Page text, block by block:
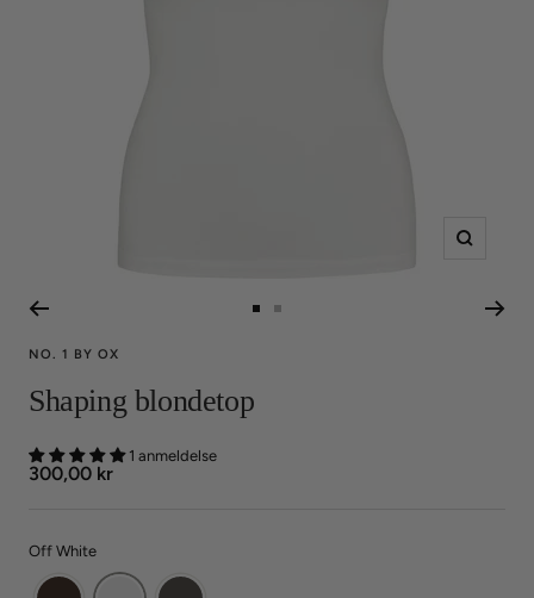
Zoom
1
NO. 1 BY OX
Shaping blondetop
1 anmeldelse
Udsalgspris
300,00 kr
Off White